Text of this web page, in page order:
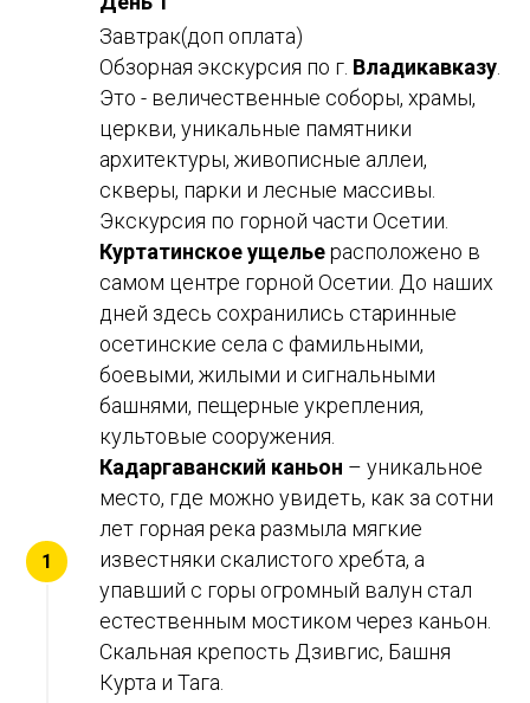
Завтрак(доп оплата)
Обзорная экскурсия по г. Владикавказу
Это - величественные соборы, храмы,
церкви, уникальные памятники
архитектуры, живописные аллеи,
скверы, парки и лесные массивы.
Экскурсия по горной части Осетии.
Куртатинское ущельерасположено в
самом центре горной Осетии. До наших
дней здесь сохранились старинные
осетинские села с фамильными,
боевыми, жилыми и сигнальными
башнями, пещерные укрепления,
культовые сооружения.
Кадаргаванский каньон – уникальное
место, где можно увидеть, как за сотни
лет горная река размыла мягкие
известняки скалистого хребта, а
упавший с горы огромный валун стал
естественным мостиком через каньон.
Скальная крепость Дзивгис, Башня
Курта и Тага.